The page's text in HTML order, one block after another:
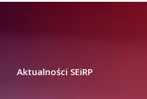
Aktualności SEiRP